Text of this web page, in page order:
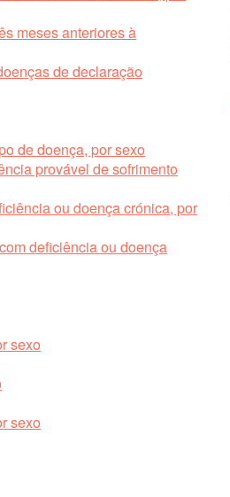
meses anteriores à
de declaração
de doença, por sexo
provável de sofrimento
ou doença crónica, por
deficiência ou doença
sexo
sexo